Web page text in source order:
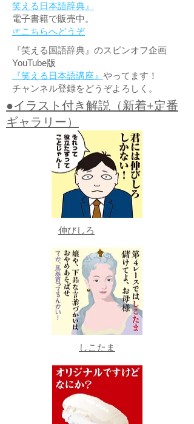
笑える日本語辞典』
電子書籍で販売中。
☞こちらへどうぞ
『笑える国語辞典』のスピンオフ企画
YouTube版
『笑える日本語講座』 やってます！
チャンネル登録をどうぞよろしく。
●イラスト付き解説（新着+定番
ギャラリー）
伸びしろ
しこたま